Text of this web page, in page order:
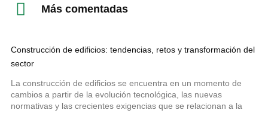
Más comentadas
Construcción de edificios: tendencias, retos y transformación del
sector
La construcción de edificios se encuentra en un momento de
cambios a partir de la evolución tecnológica, las nuevas
normativas y las crecientes exigencias que se relacionan a la